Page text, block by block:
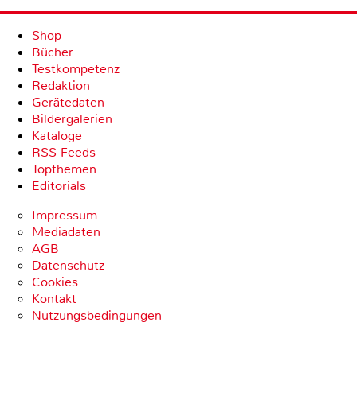
Shop
Bücher
Testkompetenz
Redaktion
Gerätedaten
Bildergalerien
Kataloge
RSS-Feeds
Topthemen
Editorials
Impressum
Mediadaten
AGB
Datenschutz
Cookies
Kontakt
Nutzungsbedingungen